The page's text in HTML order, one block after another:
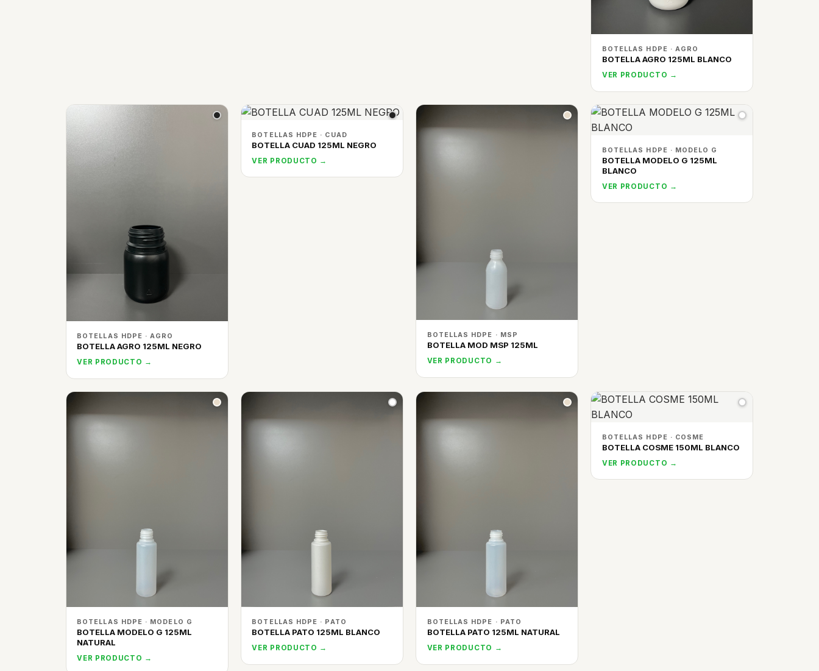
BOTELLAS HDPE · AGRO
BOTELLA AGRO 125ML BLANCO
VER PRODUCTO →
BOTELLAS HDPE · AGRO
BOTELLA AGRO 125ML NEGRO
VER PRODUCTO →
BOTELLAS HDPE · CUAD
BOTELLA CUAD 125ML NEGRO
VER PRODUCTO →
BOTELLAS HDPE · MSP
BOTELLA MOD MSP 125ML
VER PRODUCTO →
BOTELLAS HDPE · MODELO G
BOTELLA MODELO G 125ML
BLANCO
VER PRODUCTO →
BOTELLAS HDPE · MODELO G
BOTELLA MODELO G 125ML
NATURAL
VER PRODUCTO →
BOTELLAS HDPE · PATO
BOTELLA PATO 125ML BLANCO
VER PRODUCTO →
BOTELLAS HDPE · PATO
BOTELLA PATO 125ML NATURAL
VER PRODUCTO →
BOTELLAS HDPE · COSME
BOTELLA COSME 150ML BLANCO
VER PRODUCTO →